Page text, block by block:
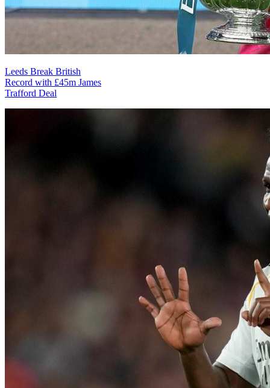
Leeds Break British
Record with £45m James
Trafford Deal